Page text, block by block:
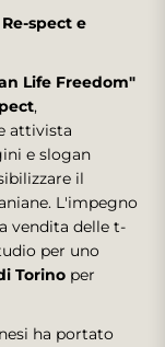
spect e
Life Freedom"
,
attivista
e slogan
il
L'impegno
vendita delle t-
per uno
Torino per
ha portato